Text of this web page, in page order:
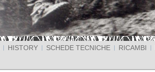
HISTORY SCHEDE TECNICHE RICAMBI